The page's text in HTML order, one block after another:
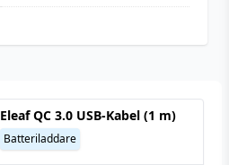
Eleaf QC 3.0 USB-Kabel (1 m)
Batteriladdare